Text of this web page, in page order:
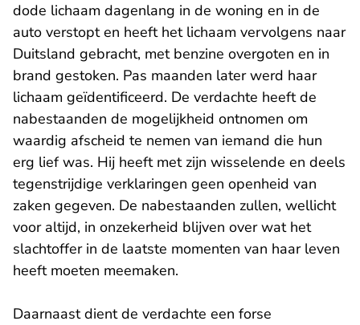
dode lichaam dagenlang in de woning en in de
auto verstopt en heeft het lichaam vervolgens naar
Duitsland gebracht, met benzine overgoten en in
brand gestoken. Pas maanden later werd haar
lichaam geïdentificeerd. De verdachte heeft de
nabestaanden de mogelijkheid ontnomen om
waardig afscheid te nemen van iemand die hun
erg lief was. Hij heeft met zijn wisselende en deels
tegenstrijdige verklaringen geen openheid van
zaken gegeven. De nabestaanden zullen, wellicht
voor altijd, in onzekerheid blijven over wat het
slachtoffer in de laatste momenten van haar leven
heeft moeten meemaken.
Daarnaast dient de verdachte een forse